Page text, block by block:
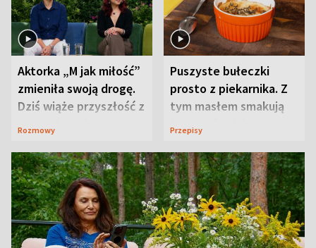
Aktorka „M jak miłość”
zmieniła swoją drogę.
Dziś wiąże przyszłość z
neurobiologią
Rozmowy
Puszyste bułeczki
prosto z piekarnika. Z
tym masłem smakują
jeszcze lepiej
Przepisy